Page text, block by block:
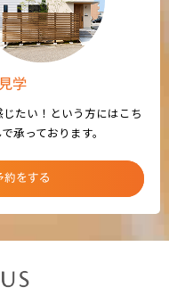
学
たい！という方にはこち
承っております。
約をする